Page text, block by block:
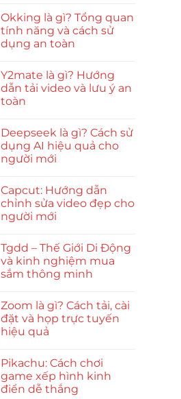
Okking là gì? Tổng quan
tính năng và cách sử
dụng an toàn
Y2mate là gì? Hướng
dẫn tải video và lưu ý an
toàn
Deepseek là gì? Cách sử
dụng AI hiệu quả cho
người mới
Capcut: Hướng dẫn
chỉnh sửa video đẹp cho
người mới
Tgdd – Thế Giới Di Động
và kinh nghiệm mua
sắm thông minh
Zoom là gì? Cách tải, cài
đặt và họp trực tuyến
hiệu quả
Pikachu: Cách chơi
game xếp hình kinh
điển dễ thắng